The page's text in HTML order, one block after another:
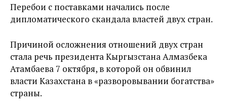
Перебои с поставками начались после
дипломатического скандала властей двух стран.
Причиной осложнения отношений двух стран
стала речь президента Кыргызстана Алмазбека
Атамбаева 7 октября, в которой он обвинил
власти Казахстана в «разворовывании богатства»
страны.